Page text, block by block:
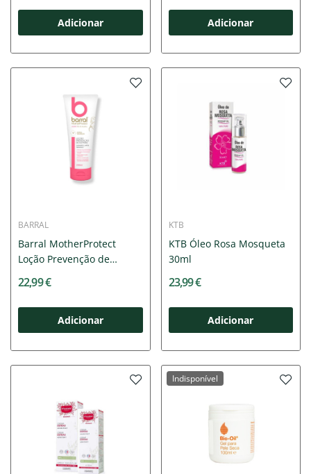
Adicionar Adicionar
BARRAL
Barral MotherProtect
Loção Prevenção de
22,99 €
Adicionar
KTB
KTB Óleo Rosa Mosqueta
30ml
23,99 €
Adicionar
Indisponível